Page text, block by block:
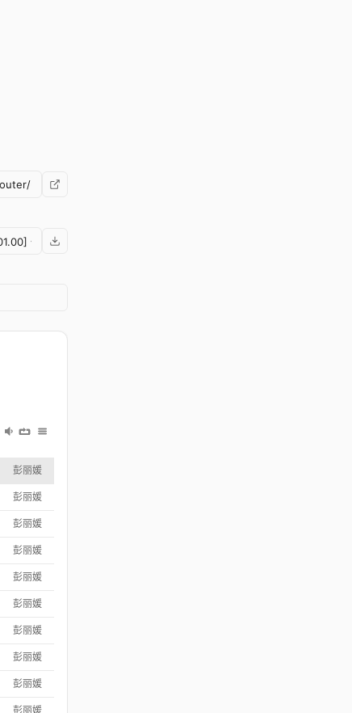
彭丽媛
彭丽媛
彭丽媛
彭丽媛
彭丽媛
彭丽媛
彭丽媛
彭丽媛
彭丽媛
彭丽媛